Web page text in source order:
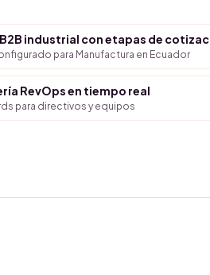
industrial con etapas de cotizac
para Manufactura en Ecuador
RevOps en tiempo real
para directivos y equipos